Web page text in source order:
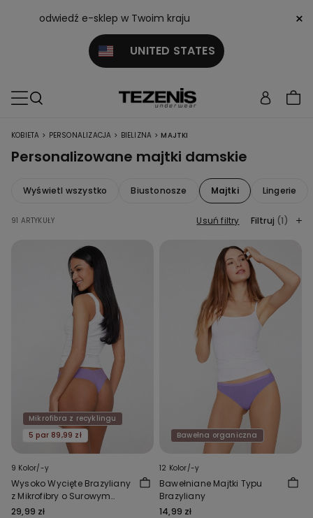
odwiedź e-sklep w Twoim kraju
UNITED STATES
×
KOBIETA > PERSONALIZACJA > BIELIZNA > MAJTKI
Personalizowane majtki damskie
Wyświetl wszystko Biustonosze Majtki Lingerie
91 ARTYKUŁY Usuń filtry Filtruj (1)
Mikrofibra z recyklingu
5 par 89,99 zł
9 Kolor/-y
Wysoko Wycięte Brazyliany
z Mikrofibry o Surowym
Wykończeniu
29,99 zł
Bawełna organiczna
12 Kolor/-y
Bawełniane Majtki Typu
Brazyliany
14,99 zł